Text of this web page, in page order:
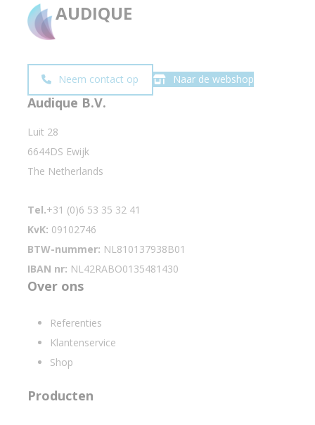
AUDIQUE
Neem contact op Naar de webshop
Audique B.V.
Luit 28
6644DS Ewijk
The Netherlands
Tel.+31 (0)6 53 35 32 41
KvK: 09102746
BTW-nummer: NL810137938B01
IBAN nr: NL42RABO0135481430
Over ons
Referenties
Klantenservice
Shop
Producten